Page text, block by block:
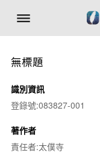
無標題
識別資訊
登錄號:083827-001
著作者
責任者:太僕寺